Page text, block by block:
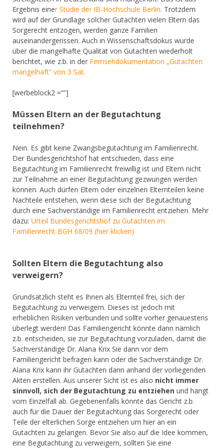
Ergebnis einer Studie der IB-Hochschule Berlin. Trotzdem
wird auf der Grundlage solcher Gutachten vielen Eltern das
Sorgerecht entzogen, werden ganze Familien
auseinandergerissen. Auch in Wissenschaftsdokus wurde
über die mangelhafte Qualität von Gutachten wiederholt
berichtet, wie z.b. in der Fernsehdokumentation „Gutachten
mangelhaft“ von 3 Sat.
[werbeblock2 =““]
Müssen Eltern an der Begutachtung
teilnehmen?
Nein. Es gibt keine Zwangsbegutachtung im Familienrecht.
Der Bundesgerichtshof hat entschieden, dass eine
Begutachtung im Familienrecht freiwillig ist und Eltern nicht
zur Teilnahme an einer Begutachtung gezwungen werden
können. Auch dürfen Eltern oder einzelnen Elternteilen keine
Nachteile entstehen, wenn diese sich der Begutachtung
durch eine Sachverständige im Familienrecht entziehen. Mehr
dazu: Urteil Bundesgerichtshof zu Gutachten im
Familienrecht BGH 68/09 (hier klicken)
Sollten Eltern die Begutachtung also
verweigern?
Grundsätzlich steht es Ihnen als Elternteil frei, sich der
Begutachtung zu verweigern. Dieses ist jedoch mit
erheblichen Risiken verbunden und sollte vorher genauestens
überlegt werden! Das Familiengericht könnte dann nämlich
z.b. entscheiden, sie zur Begutachtung vorzuladen, damit die
Sachverständige Dr. Alana Krix Sie dann vor dem
Familiengericht befragen kann oder die Sachverständige Dr.
Alana Krix kann ihr Gutachten dann anhand der vorliegenden
Akten erstellen. Aus unserer Sicht ist es also nicht immer
sinnvoll, sich der Begutachtung zu entziehen und hängt
vom Einzelfall ab. Gegebenenfalls könnte das Gericht z.b.
auch für die Dauer der Begutachtung das Sorgerecht oder
Teile der elterlichen Sorge entziehen um hier an ein
Gutachten zu gelangen. Bevor Sie also auf die Idee kommen,
eine Begutachtung zu verweigern, sollten Sie eine